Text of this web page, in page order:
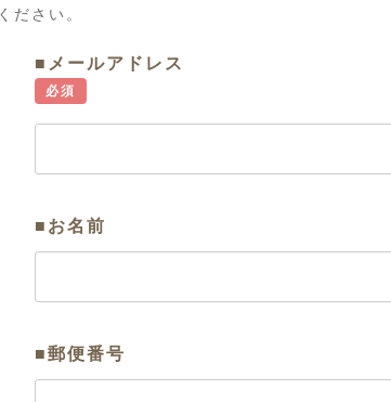
ださい。
■メールアドレス
必須
■お名前
■郵便番号